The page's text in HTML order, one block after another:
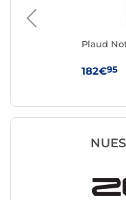
Plaud
182€95